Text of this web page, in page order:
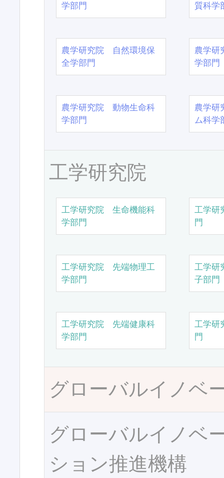
学部門
質科学
農学研究院 自然環境保
全学部門
農学
学部門
農学研究院 動物生命科
学部門
農学
ム科学
工学研究院
工学研究院 生命機能科
学部門
工学研
門
工学研究院 先端物理工
学部門
工学研
子部門
工学研究院 先端健康科
学部門
工学研
門
グローバルイノベ
グローバルイノベ
ション推進機構